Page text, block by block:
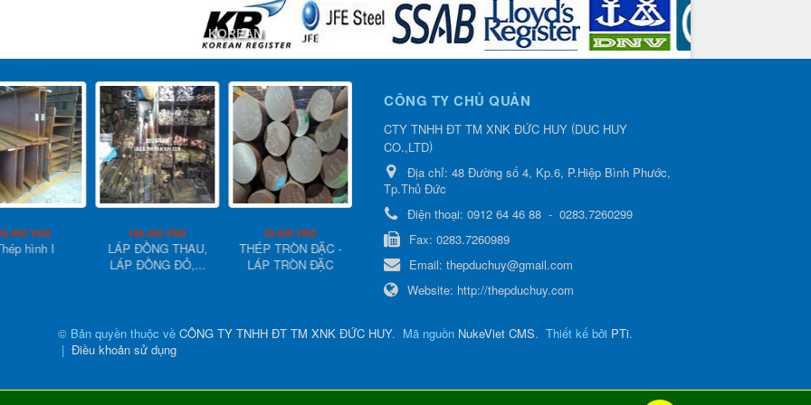
KOREAN
VND
hình I
185.000 VND
LÁP ĐỒNG THAU,
LÁP ĐỒNG ĐỎ,...
20.000 VND
THÉP TRÒN ĐẶC -
LÁP TRÒN ĐẶC
20.500 VND
QUY CÁCH THÉP
HỘP VUÔNG (Dày)
NÓNG
CÔNG TY CHỦ QUẢN
CTY TNHH ĐT TM XNK ĐỨC HUY (DUC HUY
CO.,LTD)
Địa chỉ: 48 Đường số 4, Kp.6, P.Hiệp Bình Phước,
Tp.Thủ Đức
Điện thoại: 0912 64 46 88 - 0283.7260299
Fax: 0283.7260989
Email: thepduchuy@gmail.com
Website: http://thepduchuy.com
© Bản quyền thuộc về CÔNG TY TNHH ĐT TM XNK ĐỨC HUY. Mã nguồn NukeViet CMS. Thiết kế bởi PTi.
| Điều khoản sử dụng